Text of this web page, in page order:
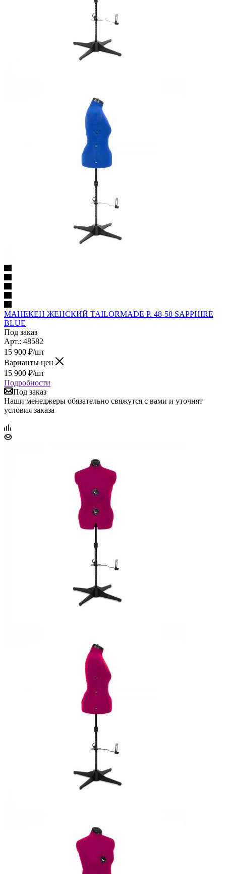
МАНЕКЕН ЖЕНСКИЙ TAILORMADE Р. 48-58 SAPPHIRE
BLUE
Под заказ
Арт.: 48582
15 900 ₽/шт
Варианты цен
15 900 ₽/шт
Подробности
Под заказ
Наши менеджеры обязательно свяжутся с вами и уточнят
условия заказа